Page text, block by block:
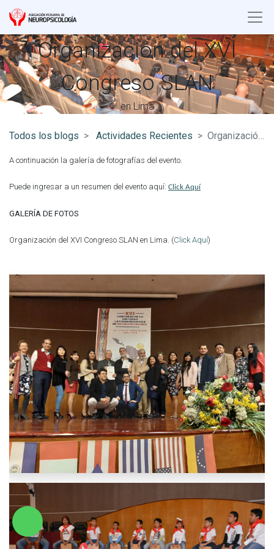
Organización del XVI
Congreso SLAN
en Lima
Todos los blogs Actividades Recientes Organización del XVI Congreso SLAN
A continuación la galería de fotografías del evento.
Puede ingresar a un resumen del evento aquí: Click Aquí
GALERÍA DE FOTOS
Organización del XVI Congreso SLAN en Lima. (Click Aquí)